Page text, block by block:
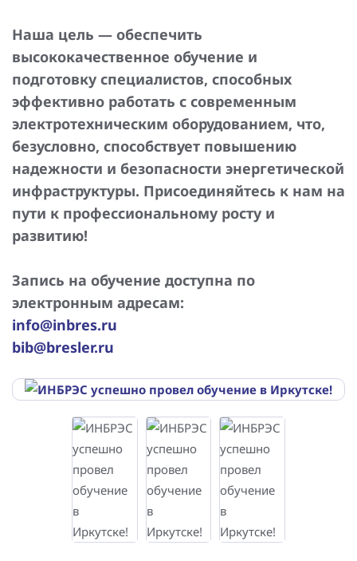
Наша цель — обеспечить
высококачественное обучение и
подготовку специалистов, способных
эффективно работать с современным
электротехническим оборудованием, что,
безусловно, способствует повышению
надежности и безопасности энергетической
инфраструктуры. Присоединяйтесь к нам на
пути к профессиональному росту и
развитию!
Запись на обучение доступна по
электронным адресам:
info@inbres.ru
bib@bresler.ru